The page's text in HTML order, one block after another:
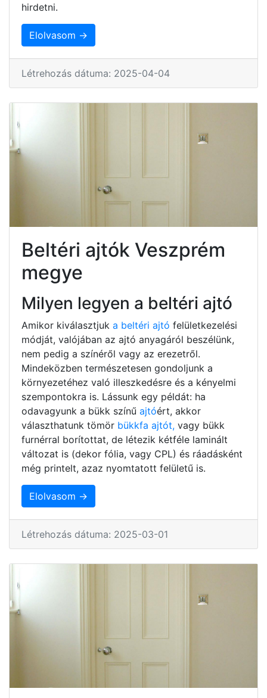
hirdetni.
Elolvasom →
Létrehozás dátuma: 2025-04-04
Beltéri ajtók Veszprém
megye
Milyen legyen a beltéri ajtó
Amikor kiválasztjuk a beltéri ajtó felületkezelési
módját, valójában az ajtó anyagáról beszélünk,
nem pedig a színéről vagy az erezetről.
Mindeközben természetesen gondoljunk a
környezetéhez való illeszkedésre és a kényelmi
szempontokra is. Lássunk egy példát: ha
odavagyunk a bükk színű ajtóért, akkor
választhatunk tömör bükkfa ajtót, vagy bükk
furnérral borítottat, de létezik kétféle laminált
változat is (dekor fólia, vagy CPL) és ráadásként
még printelt, azaz nyomtatott felületű is.
Elolvasom →
Létrehozás dátuma: 2025-03-01